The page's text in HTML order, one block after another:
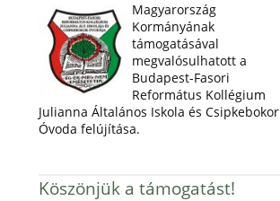
Magyarország
Kormányának
támogatásával
megvalósulhatott a
Budapest-Fasori
Református Kollégium
Julianna Általános Iskola és Csipkebokor
Óvoda felújítása.
Köszönjük a támogatást!